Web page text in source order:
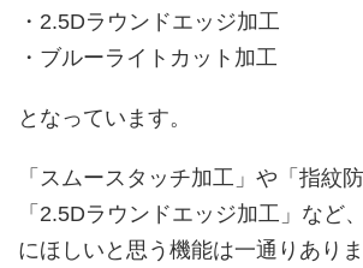
・2.5Dラウンドエッジ加工
・ブルーライトカット加工
となっています。
「スムースタッチ加工」や「指紋
「2.5Dラウンドエッジ加工」など
にほしいと思う機能は一通りありま